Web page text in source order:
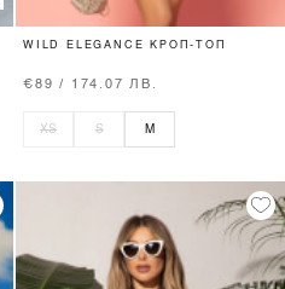
WILD ELEGANCE КРОП-ТОП
€89 / 174.07 ЛВ.
XS S M